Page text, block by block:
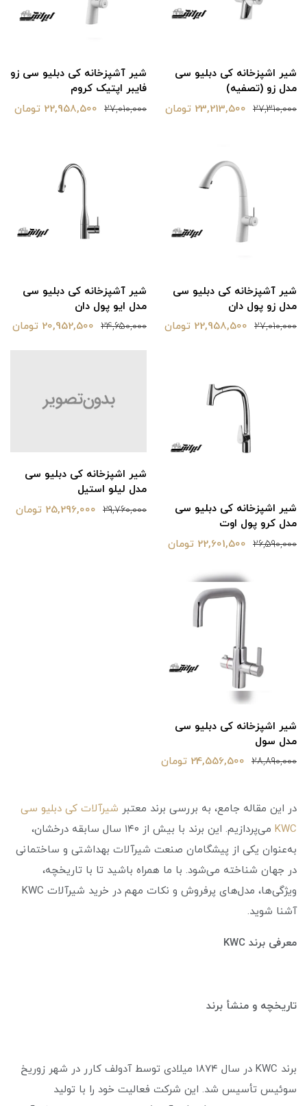
شیر اشپزخانه کی دبلیو سی
مدل زو (تصفیه)
27,310,000 23,213,500 تومان
شیر آشپزخانه کی دبلیو سی زو
فایبر اپتیک کروم
27,010,000 22,958,500 تومان
شیر آشپزخانه کی دبلیو سی
مدل زو پول دان
27,010,000 22,958,500 تومان
شیر آشپزخانه کی دبلیو سی
مدل ایو پول دان
24,650,000 20,952,500 تومان
شیر اشپزخانه کی دبلیو سی
مدل کرو پول اوت
26,590,000 22,601,500 تومان
شیر اشپزخانه کی دبلیو سی
مدل لیلو استیل
29,760,000 25,296,000 تومان
شیر اشپزخانه کی دبلیو سی
مدل سول
28,890,000 24,556,500 تومان
در این مقاله جامع، به بررسی برند معتبر شیرآلات کی دبلیو سی
KWC
می‌پردازیم. این برند با بیش از ۱۴۰ سال سابقه درخشان،
به‌عنوان یکی از پیشگامان صنعت شیرآلات بهداشتی و ساختمانی
در جهان شناخته می‌شود. با ما همراه باشید تا با تاریخچه،
ویژگی‌ها، مدل‌های پرفروش و نکات مهم در خرید شیرآلات KWC
آشنا شوید.
معرفی برند KWC
تاریخچه و منشأ برند
برند KWC در سال ۱۸۷۴ میلادی توسط آدولف کارر در شهر زوریخ
سوئیس تأسیس شد. این شرکت فعالیت خود را با تولید